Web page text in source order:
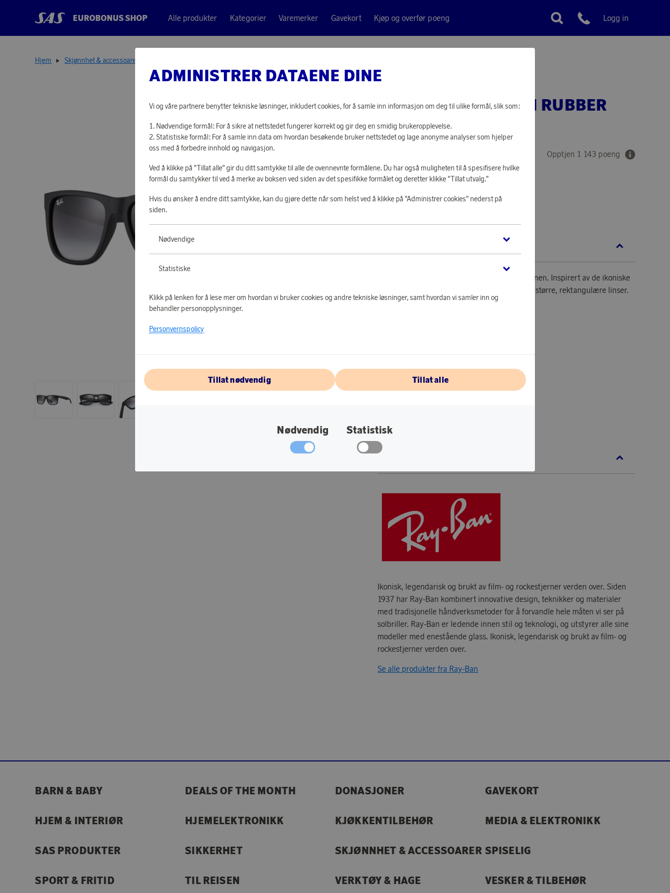
EUROBONUS SHOP Alle produkter Kategorier Varemerker Gavekort Kjøp og overfør poeng Kundeservice
Logg in
Hjem Skjønnhet & accessoarer
Ray-Ban
SOLBRILLER JUSTIN RUBBER
BLACK
eller 1 143 kr
Opptjen 1 143 poeng
LOGG INN FOR Å HANDLE
En av de kuleste utseende i Ray-Ban-kolleksjonen. Inspirert av de ikoniske
Wayfarer-solbrillene, men redesignet med litt større, rektangulære linser.
Størrelse på glass/nesebrygge: 55/16 mm.
Innfatningslengde: 145 mm.
OM RAY-BAN
Ikonisk, legendarisk og brukt av film- og rockestjerner verden over. Siden
1937 har Ray-Ban kombinert innovative design, teknikker og materialer
med tradisjonelle håndverksmetoder for å forvandle hele måten vi ser på
solbriller. Ray-Ban er ledende innen stil og teknologi, og utstyrer alle sine
modeller med enestående glass. Ikonisk, legendarisk og brukt av film- og
rockestjerner verden over.
Se alle produkter fra Ray-Ban
ADMINISTRER DATAENE DINE
Vi og våre partnere benytter tekniske løsninger, inkludert cookies, for å samle inn informasjon om deg til ulike formål, slik som:
Nødvendige formål: For å sikre at nettstedet fungerer korrekt og gir deg en smidig brukeropplevelse.
Statistiske formål: For å samle inn data om hvordan besøkende bruker nettstedet og lage anonyme analyser som hjelper
oss med å forbedre innhold og navigasjon.
Ved å klikke på "Tillat alle" gir du ditt samtykke til alle de ovennevnte formålene. Du har også muligheten til å spesifisere hvilke
formål du samtykker til ved å merke av boksen ved siden av det spesifikke formålet og deretter klikke "Tillat utvalg."
Hvis du ønsker å endre ditt samtykke, kan du gjøre dette når som helst ved å klikke på "Administrer cookies" nederst på
siden.
Nødvendige
Statistiske
Klikk på lenken for å lese mer om hvordan vi bruker cookies og andre tekniske løsninger, samt hvordan vi samler inn og
behandler personopplysninger.
Personvernspolicy
Tillat nødvendig Tillat alle
Nødvendig Statistisk
BARN & BABY DEALS OF THE MONTH DONASJONER GAVEKORT
HJEM & INTERIØR HJEMELEKTRONIKK KJØKKENTILBEHØR MEDIA & ELEKTRONIKK
SAS PRODUKTER SIKKERHET SKJØNNHET & ACCESSOARER SPISELIG
SPORT & FRITID TIL REISEN VERKTØY & HAGE VESKER & TILBEHØR